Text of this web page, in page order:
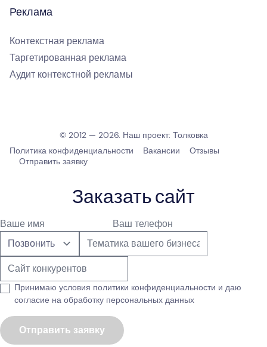
Реклама
Контекстная реклама
Таргетированная реклама
Аудит контекстной рекламы
© 2012 — 2026. Наш проект: Толковка
Политика конфиденциальности
Вакансии
Отзывы
Отправить заявку
Заказать сайт
Принимаю условия политики конфиденциальности и даю
согласие на обработку персональных данных
Отправить заявку